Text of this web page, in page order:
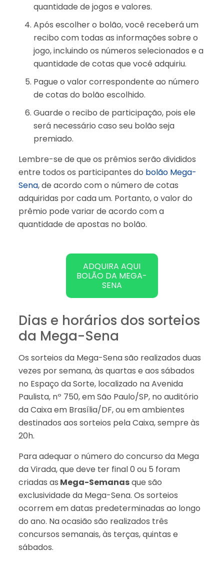
quantidade de jogos e valores.
Após escolher o bolão, você receberá um
recibo com todas as informações sobre o
jogo, incluindo os números selecionados e a
quantidade de cotas que você adquiriu.
Pague o valor correspondente ao número
de cotas do bolão escolhido.
Guarde o recibo de participação, pois ele
será necessário caso seu bolão seja
premiado.
Lembre-se de que os prêmios serão divididos
entre todos os participantes do bolão Mega-
Sena, de acordo com o número de cotas
adquiridas por cada um. Portanto, o valor do
prêmio pode variar de acordo com a
quantidade de apostas no bolão.
ADQUIRA AQUI
BOLÃO DA MEGA-
SENA
Dias e horários dos sorteios
da Mega-Sena
Os sorteios da Mega-Sena são realizados duas
vezes por semana, às quartas e aos sábados
no Espaço da Sorte, localizado na Avenida
Paulista, nº 750, em São Paulo/SP, no auditório
da Caixa em Brasília/DF, ou em ambientes
destinados aos sorteios pela Caixa, sempre às
20h.
Para adequar o número do concurso da Mega
da Virada, que deve ter final 0 ou 5 foram
criadas as Mega-Semanasque são
exclusividade da Mega-Sena. Os sorteios
ocorrem em datas predeterminadas ao longo
do ano. Na ocasião são realizados três
concursos semanais, às terças, quintas e
sábados.